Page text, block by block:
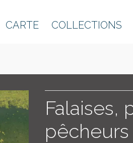
CARTE COLLECTIONS
Falaises,
pêcheurs